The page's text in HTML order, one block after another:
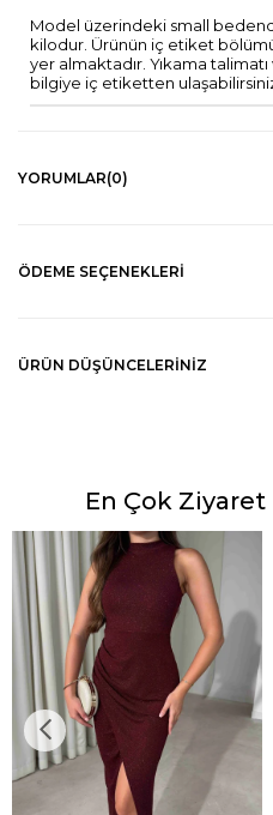
Model üzerindeki small
kilodur. Ürünün iç etiket
yer almaktadır. Yıkama
bilgiye iç etiketten
YORUMLAR(0)
ÖDEME SEÇENEKLERI
ÜRÜN DÜŞÜNCELERINIZ
En Çok